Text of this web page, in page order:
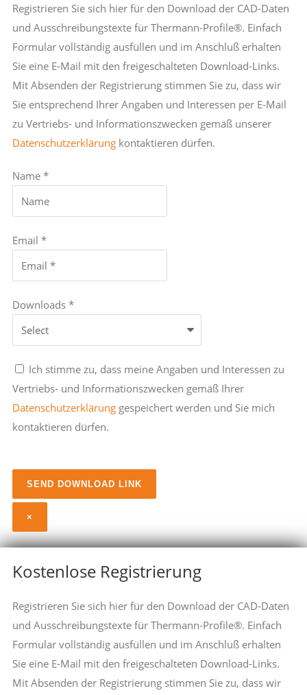
Registrieren Sie sich hier für den Download der CAD-Daten
und Ausschreibungstexte für Thermann-Profile®. Einfach
Formular vollständig ausfüllen und im Anschluß erhalten
Sie eine E-Mail mit den freigeschalteten Download-Links.
Mit Absenden der Registrierung stimmen Sie zu, dass wir
Sie entsprechend Ihrer Angaben und Interessen per E-Mail
zu Vertriebs- und Informationszwecken gemäß unserer
Datenschutzerklärung kontaktieren dürfen.
Name *
Email *
Downloads *
Ich stimme zu, dass meine Angaben und Interessen zu
Vertriebs- und Informationszwecken gemäß Ihrer
Datenschutzerklärung gespeichert werden und Sie mich
kontaktieren dürfen.
×
Kostenlose Registrierung
Registrieren Sie sich hier für den Download der CAD-Daten
und Ausschreibungstexte für Thermann-Profile®. Einfach
Formular vollständig ausfüllen und im Anschluß erhalten
Sie eine E-Mail mit den freigeschalteten Download-Links.
Mit Absenden der Registrierung stimmen Sie zu, dass wir